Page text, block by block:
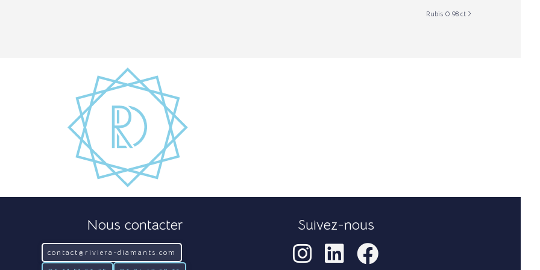
Rubis 0.98 ct
Nous contacter
contact@riviera-diamants.com
Suivez-nous